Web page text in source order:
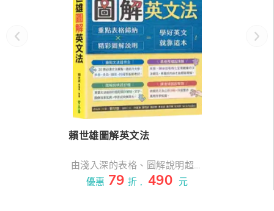
賴世雄圖解英文法
由淺入深的表格、圖解說明超好
懂，搭配生活化例句，好記更好
優惠 79 折 , 490 元